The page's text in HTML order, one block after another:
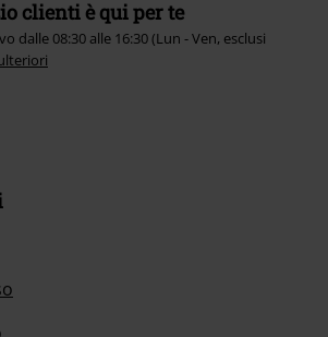
clienti è qui per te
dalle 08:30 alle 16:30 (Lun - Ven, esclusi